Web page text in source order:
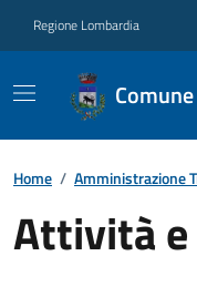
Regione Lombardia
Home / Amministrazione
Attività